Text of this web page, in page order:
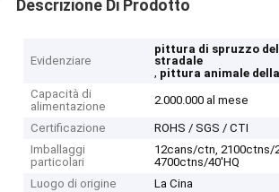
Descrizione Di Prodotto
Evidenziare
pittura di spruzzo
stradale
, pittura animale
Capacità di
alimentazione
2.000.000 al mese
Certificazione
ROHS / SGS / CTI
Imballaggi
particolari
12cans/ctn, 2100ctns/
4700ctns/40'HQ
Luogo di origine
La Cina